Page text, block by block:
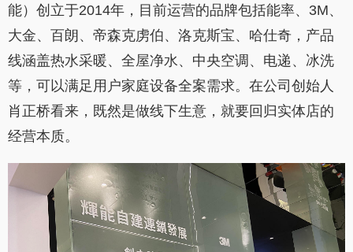
能）创立于2014年，目前运营的品牌包括能率、3M、
大金、百朗、帝森克虏伯、洛克斯宝、哈仕奇，产品
线涵盖热水采暖、全屋净水、中央空调、电递、冰洗
等，可以满足用户家庭设备全案需求。在公司创始人
肖正桥看来，既然是做线下生意，就要回归实体店的
经营本质。